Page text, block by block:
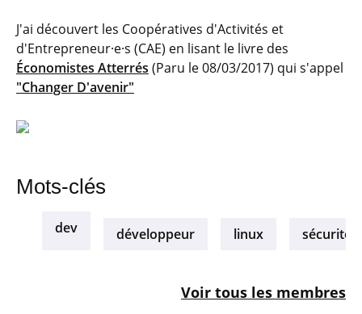
J'ai découvert les Coopératives d'Activités et
d'Entrepreneur·e·s (CAE) en lisant le livre des
Économistes Atterrés (Paru le 08/03/2017) qui s'appel
"Changer D'avenir"
Mots-clés
dev développeur linux sécurité
Voir tous les membres